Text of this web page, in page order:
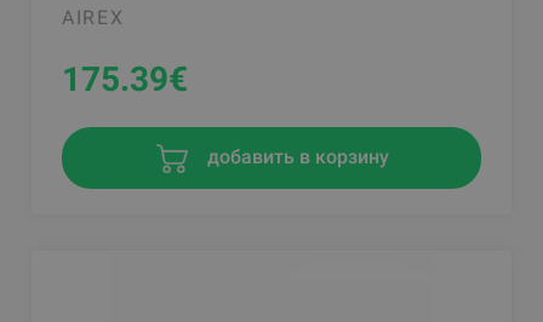
AIREX
175.39€
добавить в корзину